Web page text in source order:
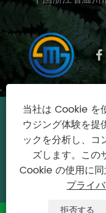
著作権 © 2025 温
ての権利予約。
Links|Sitemap|
ー
当社は Cookie を
ウジング体験を提
ックを分析し、コ
ズします。この
Cookie の使用に同
プライ